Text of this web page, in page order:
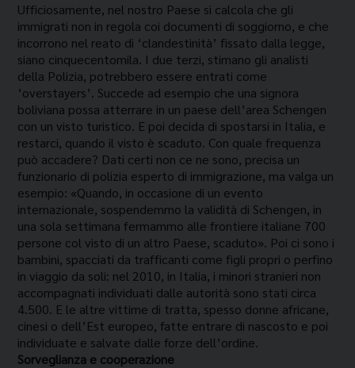
Ufficiosamente, nel nostro Paese si calcola che gli
immigrati non in regola coi documenti di soggior­no, e che
incorrono nel reato di ‘clandestinità’ fis­sato dalla legge,
siano cinquecentomila. I due ter­zi, stimano gli analisti
della Polizia, potrebbero es­sere entrati come
‘overstayers’. Succede ad esem­pio che una signora
boliviana possa atterrare in un paese dell’area Schengen
con un visto turistico. E poi decida di spostarsi in Italia, e
restarci, quando il visto è scaduto. Con quale frequenza
può acca­dere? Dati certi non ce ne sono, precisa un
funzio­nario di polizia esperto di immigrazione, ma valga un
esempio: «Quando, in occasione di un evento
internazionale, sospendemmo la validità di Schengen, in
una sola settimana fermammo alle frontiere italiane 700
persone col visto di un altro Paese, scaduto». Poi ci sono i
bambini, spacciati da trafficanti come figli propri o perfino
in viaggio da soli: nel 2010, in Italia, i minori stranieri non
ac­compagnati individuati dalle autorità sono stati circa
4.500. E le altre vittime di tratta, spesso don­ne africane,
cinesi o dell’Est europeo, fatte entrare di nascosto e poi
individuate e salvate dalle forze dell’ordine.
Sorveglianza e cooperazione